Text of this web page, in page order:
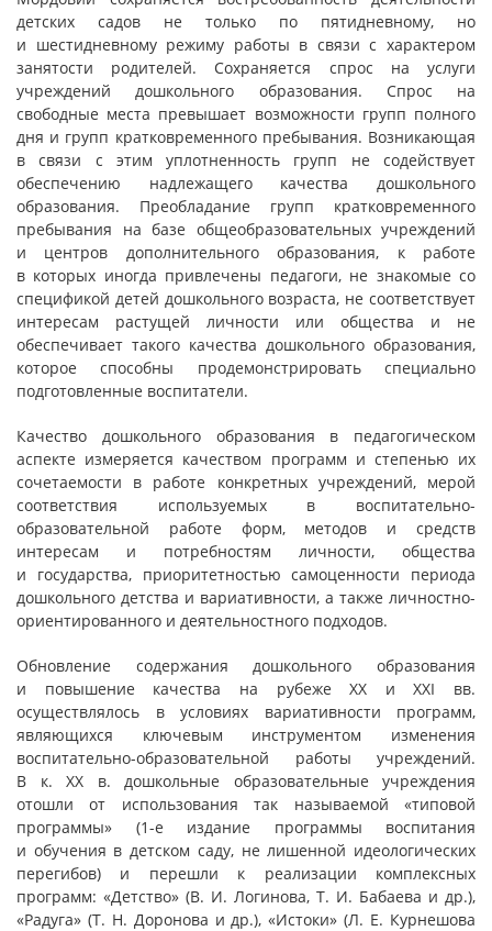
детских садов не только по пятидневному, но
и шестидневному режиму работы в связи с характером
занятости родителей. Сохраняется спрос на услуги
учреждений дошкольного образования. Спрос на
свободные места превышает возможности групп полного
дня и групп кратковременного пребывания. Возникающая
в связи с этим уплотненность групп не содействует
обеспечению надлежащего качества дошкольного
образования. Преобладание групп кратковременного
пребывания на базе общеобразовательных учреждений
и центров дополнительного образования, к работе
в которых иногда привлечены педагоги, не знакомые со
спецификой детей дошкольного возраста, не соответствует
интересам растущей личности или общества и не
обеспечивает такого качества дошкольного образования,
которое способны продемонстрировать специально
подготовленные воспитатели.
Качество дошкольного образования в педагогическом
аспекте измеряется качеством программ и степенью их
сочетаемости в работе конкретных учреждений, мерой
соответствия используемых в воспитательно-
образовательной работе форм, методов и средств
интересам и потребностям личности, общества
и государства, приоритетностью самоценности периода
дошкольного детства и вариативности, а также личностно-
ориентированного и деятельностного подходов.
Обновление содержания дошкольного образования
и повышение качества на рубеже ХХ и ХХI вв.
осуществлялось в условиях вариативности программ,
являющихся ключевым инструментом изменения
воспитательно-образовательной работы учреждений.
В к. ХХ в. дошкольные образовательные учреждения
отошли от использования так называемой «типовой
программы» (1-е издание программы воспитания
и обучения в детском саду, не лишенной идеологических
перегибов) и перешли к реализации комплексных
программ: «Детство» (В. И. Логинова, Т. И. Бабаева и др.),
«Радуга» (Т. Н. Доронова и др.), «Истоки» (Л. Е. Курнешова